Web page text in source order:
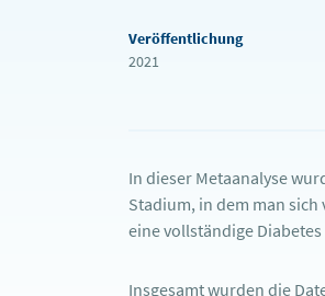
Veröffentlichung
2021
In dieser Metaanalyse
Stadium, in dem man
eine vollständige
Insgesamt wurden die